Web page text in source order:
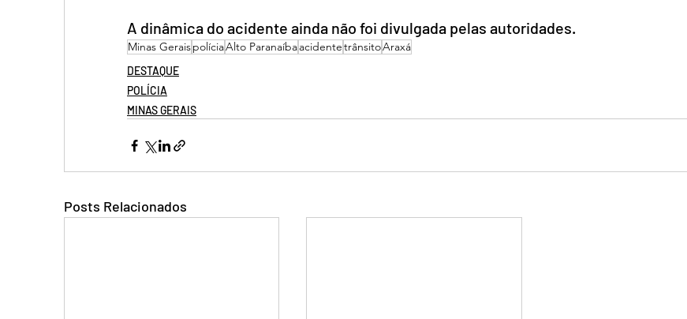
A dinâmica do acidente ainda não foi divulgada pelas autoridades.
Minas GeraispolíciaAlto ParanaíbaacidentetrânsitoAraxá
DESTAQUE
POLÍCIA
MINAS GERAIS
Posts Relacionados